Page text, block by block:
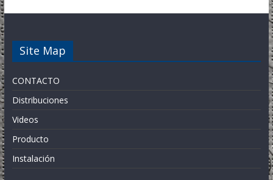
Site Map
CONTACTO
Distribuciones
Videos
Producto
Instalación